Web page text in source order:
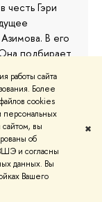
работы сайта
Более
cookies
персональных
сайтом, вы
об
и согласны
данных. Вы
Вашего
✖
честь Гэри
В его
подбирает
технологии
на основе сбора,
Российской